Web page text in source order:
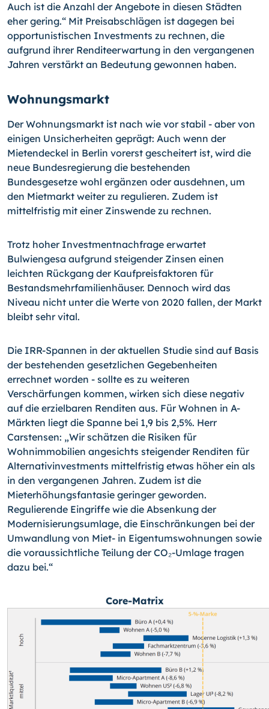
Auch ist die Anzahl der Angebote in diesen Städten
eher gering.“ Mit Preisabschlägen ist dagegen bei
opportunistischen Investments zu rechnen, die
aufgrund ihrer Renditeerwartung in den vergangenen
Jahren verstärkt an Bedeutung gewonnen haben.
Wohnungsmarkt
Der Wohnungsmarkt ist nach wie vor stabil - aber von
einigen Unsicherheiten geprägt: Auch wenn der
Mietendeckel in Berlin vorerst gescheitert ist, wird die
neue Bundesregierung die bestehenden
Bundesgesetze wohl ergänzen oder ausdehnen, um
den Mietmarkt weiter zu regulieren. Zudem ist
mittelfristig mit einer Zinswende zu rechnen.
Trotz hoher Investmentnachfrage erwartet
Bulwiengesa aufgrund steigender Zinsen einen
leichten Rückgang der Kaufpreisfaktoren für
Bestandsmehrfamilienhäuser. Dennoch wird das
Niveau nicht unter die Werte von 2020 fallen, der Markt
bleibt sehr vital.
Die IRR-Spannen in der aktuellen Studie sind auf Basis
der bestehenden gesetzlichen Gegebenheiten
errechnet worden - sollte es zu weiteren
Verschärfungen kommen, wirken sich diese negativ
auf die erzielbaren Renditen aus. Für Wohnen in A-
Märkten liegt die Spanne bei 1,9 bis 2,5%. Herr
Carstensen: „Wir schätzen die Risiken für
Wohnimmobilien angesichts steigender Renditen für
Alternativinvestments mittelfristig etwas höher ein als
in den vergangenen Jahren. Zudem ist die
Mieterhöhungsfantasie geringer geworden.
Regulierende Eingriffe wie die Absenkung der
Modernisierungsumlage, die Einschränkungen bei der
Umwandlung von Miet- in Eigentumswohnungen sowie
die voraussichtliche Teilung der CO₂-Umlage tragen
dazu bei.“
Core-Matrix